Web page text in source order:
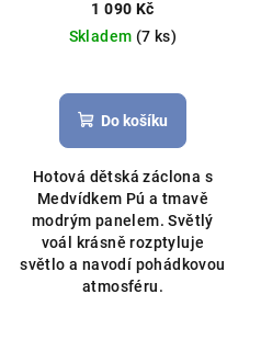
Disney
1 090 Kč
Skladem (7 ks)
Do košíku
Hotová dětská záclona s
Medvídkem Pú a tmavě
modrým panelem. Světlý
voál krásně rozptyluje
světlo a navodí pohádkovou
atmosféru.